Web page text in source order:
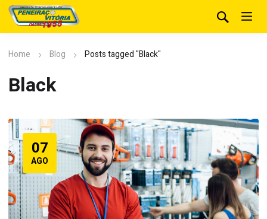
Home Blog Posts tagged "Black"
Black
07
AGO